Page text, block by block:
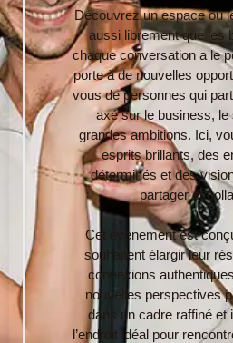
Découvrez un espace où
aussi librement que les
chaque conversation a le
porte à de nouvelles
vous de personnes qui
axé sur le business, le
grandes ambitions. Ici,
esprits brillants, des
déterminés et des
partager et
Cet événement est
souhaitent élargir leur
connexions
nouvelles perspectives
dans un cadre raffiné et
l’endroit idéal pour